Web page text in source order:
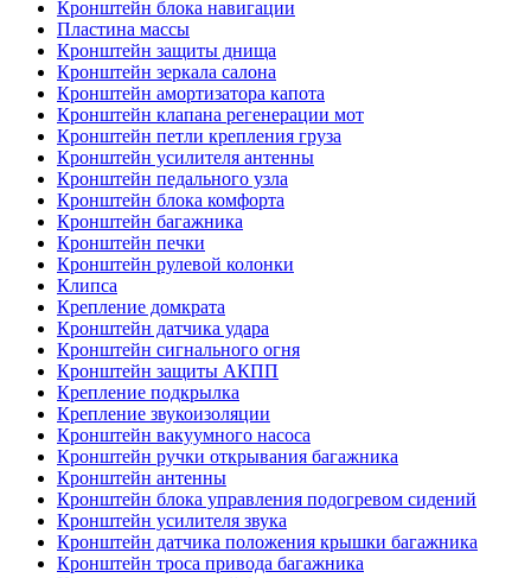
Кронштейн блока навигации
Пластина массы
Кронштейн защиты днища
Кронштейн зеркала салона
Кронштейн амортизатора капота
Кронштейн клапана регенерации мот
Кронштейн петли крепления груза
Кронштейн усилителя антенны
Кронштейн педального узла
Кронштейн блока комфорта
Кронштейн багажника
Кронштейн печки
Кронштейн рулевой колонки
Клипса
Крепление домкрата
Кронштейн датчика удара
Кронштейн сигнального огня
Кронштейн защиты АКПП
Крепление подкрылка
Крепление звукоизоляции
Кронштейн вакуумного насоса
Кронштейн ручки открывания багажника
Кронштейн антенны
Кронштейн блока управления подогревом сидений
Кронштейн усилителя звука
Кронштейн датчика положения крышки багажника
Кронштейн троса привода багажника